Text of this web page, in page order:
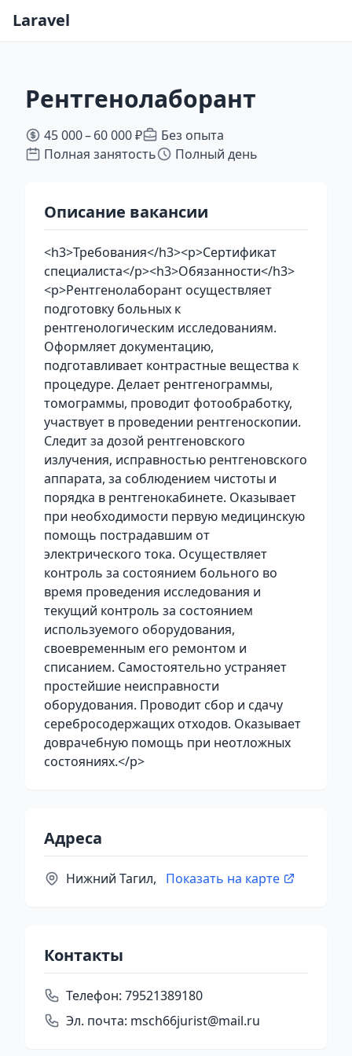
Laravel
Рентгенолаборант
45 000 – 60 000 ₽
Без опыта
Полная занятость
Полный день
Описание вакансии
<h3>Требования</h3><p>Сертификат
специалиста</p><h3>Обязанности</h3>
<p>Рентгенолаборант осуществляет
подготовку больных к
рентгенологическим исследованиям.
Оформляет документацию,
подготавливает контрастные вещества к
процедуре. Делает рентгенограммы,
томограммы, проводит фотообработку,
участвует в проведении рентгеноскопии.
Следит за дозой рентгеновского
излучения, исправностью рентгеновского
аппарата, за соблюдением чистоты и
порядка в рентгенокабинете. Оказывает
при необходимости первую медицинскую
помощь пострадавшим от
электрического тока. Осуществляет
контроль за состоянием больного во
время проведения исследования и
текущий контроль за состоянием
используемого оборудования,
своевременным его ремонтом и
списанием. Самостоятельно устраняет
простейшие неисправности
оборудования. Проводит сбор и сдачу
серебросодержащих отходов. Оказывает
доврачебную помощь при неотложных
состояниях.</p>
Адреса
Нижний Тагил, Показать на карте
Контакты
Телефон: 79521389180
Эл. почта: msch66jurist@mail.ru